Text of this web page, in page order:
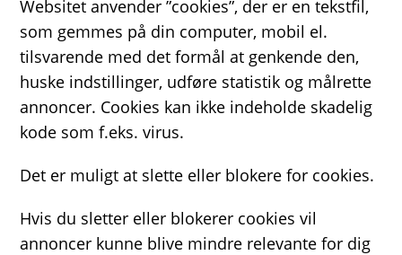
Websitet anvender ”cookies”, der er en tekstfil,
som gemmes på din computer, mobil el.
tilsvarende med det formål at genkende den,
huske indstillinger, udføre statistik og målrette
annoncer. Cookies kan ikke indeholde skadelig
kode som f.eks. virus.
Det er muligt at slette eller blokere for cookies.
Hvis du sletter eller blokerer cookies vil
annoncer kunne blive mindre relevante for dig